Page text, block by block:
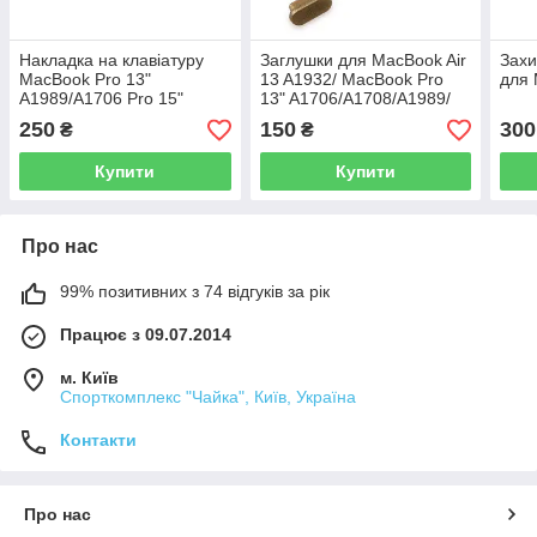
Накладка на клавіатуру
MacBook Pro 13"
A1989/A1706 Pro 15"
A1990/A1707 EU золота з
англійськими літерами
250 ₴
Купити
Заглушки для MacBook Air
13 A1932/ MacBook Pro
13" A1706/A1708/A1989/
MacBook Pro 15"
A1707/A1990 золоті
150₴
Купити
для
300
Про нас
99% позитивних з 74 відгуків за рік
Працює з 09.07.2014
м. Київ
Спорткомплекс "Чайка", Київ, Україна
Контакти
Про нас